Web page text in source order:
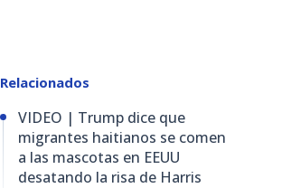
Relacionados
VIDEO | Trump dice que
migrantes haitianos se comen
a las mascotas en EEUU
desatando la risa de Harris